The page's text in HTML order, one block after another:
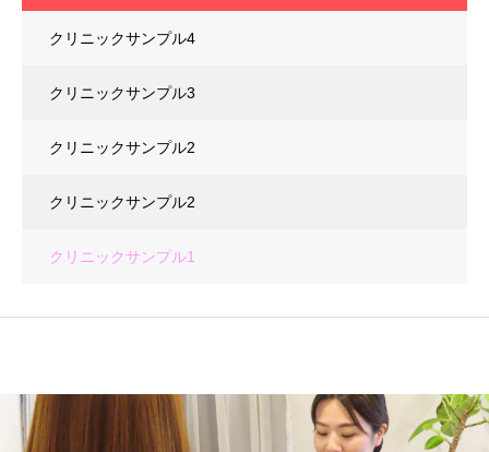
クリニックサンプル4
クリニックサンプル3
クリニックサンプル2
クリニックサンプル2
クリニックサンプル1